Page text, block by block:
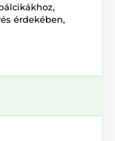
érdekében,